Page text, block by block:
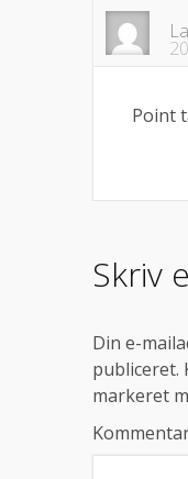
Point
Skriv
Din e-
publiceret.
markeret